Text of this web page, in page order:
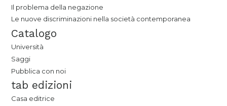
Il problema della negazione
Le nuove discriminazioni nella società contemporanea
Catalogo
Università
Saggi
Pubblica con noi
tab edizioni
Casa editrice